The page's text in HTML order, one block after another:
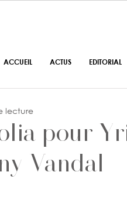
pour
Vandal
lecture
ACCUEIL ACTUS EDITORIAL